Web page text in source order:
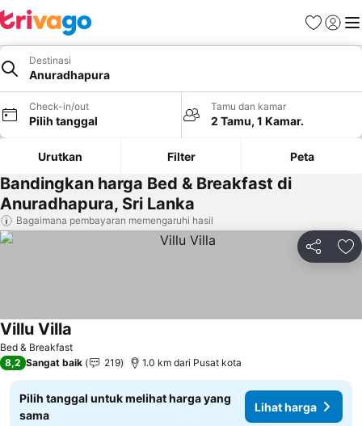
FavoritLogin
Destinasi
Anuradhapura
Check-in/out
Pilih tanggal
Tamu dan kamar
2 Tamu, 1 Kamar.
Urutkan Filter Peta
Bandingkan harga Bed & Breakfast di
Anuradhapura, Sri Lanka
Bagaimana pembayaran memengaruhi hasil
Bagikan
Bed & Breakfast
Villu Villa
8,2 Sangat baik 219 1.0 km dari Pusat kota
Pilih tanggal untuk melihat harga yang
sama
Lihat harga